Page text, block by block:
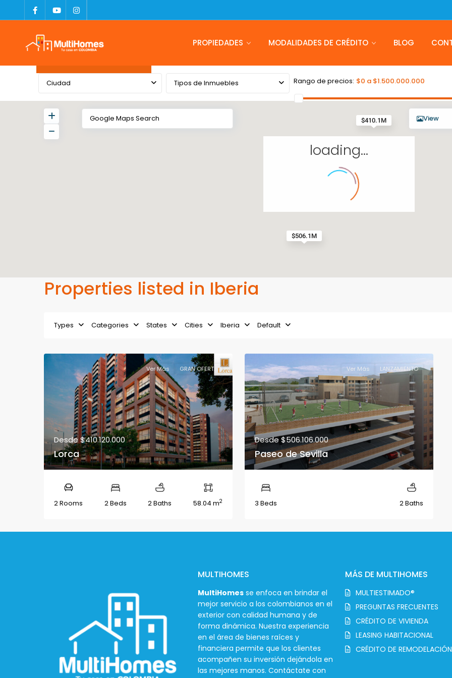
PROPIEDADES MODALIDADES DE CRÉDITO BLOG
Ciudad Tipos de Inmuebles Rango de precios: $0 a $1.500.000.000
$410.1M
$506.1M
loading...
View
Properties listed in Iberia
Types Categories States Cities Iberia Default
Ver Más GRAN OFERTA
Desde$410.120.000
Lorca
2 Rooms 2 Beds 2 Baths 58.04 m2
Ver Más LANZAMIENTO
Desde$506.106.000
Paseo de Sevilla
3 Beds 2 Baths
MULTIHOMES
MultiHomesse enfoca en brindar el
mejor servicio a los colombianos en el
exterior con calidad humana y de
forma dinámica. Nuestra experiencia
en el área de bienes raíces y
financiera permite que los clientes
acompañen su inversión dejándola en
las mejores manos. Contáctate con
MÁS DE MULTIHOMES
MULTIESTIMADO®
PREGUNTAS FRECUENTES
CRÉDITO DE VIVIENDA
LEASING HABITACIONAL
CRÉDITO DE REMODELACIÓN